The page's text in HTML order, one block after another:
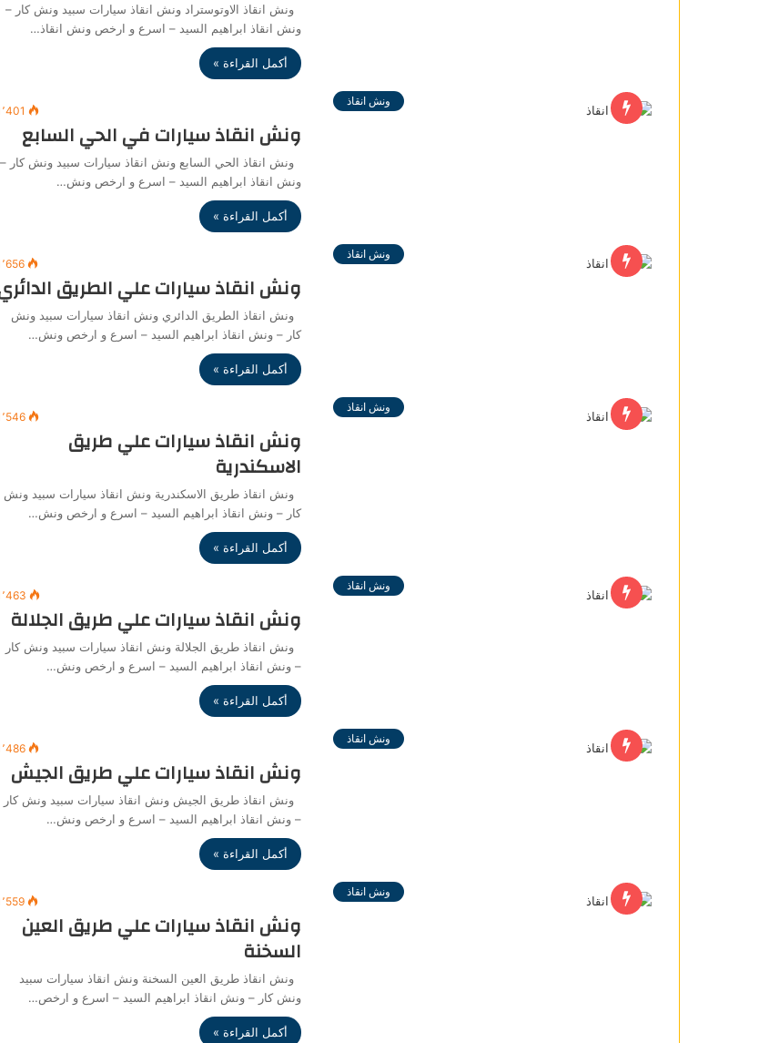
ونش انقاذ الاوتوستراد ونش انقاذ سيارات سبيد ونش كار –
ونش انقاذ ابراهيم السيد – اسرع و ارخص ونش انقاذ…
أكمل القراءة »
ونش انقاذ
ونش انقاذ سيارات في الحي السابع
ونش انقاذ الحي السابع ونش انقاذ سيارات سبيد ونش كار –
ونش انقاذ ابراهيم السيد – اسرع و ارخص ونش…
أكمل القراءة »
ونش انقاذ
ونش انقاذ سيارات علي الطريق
ونش انقاذ الطريق الدائري ونش انقاذ سيارات سبيد ونش
كار – ونش انقاذ ابراهيم السيد – اسرع و ارخص ونش…
أكمل القراءة »
ونش انقاذ
ونش انقاذ سيارات علي طريق
الاسكندرية
ونش انقاذ طريق الاسكندرية ونش انقاذ سيارات سبيد ونش
كار – ونش انقاذ ابراهيم السيد – اسرع و ارخص ونش…
أكمل القراءة »
ونش انقاذ
ونش انقاذ سيارات علي طريق الجلالة
ونش انقاذ طريق الجلالة ونش انقاذ سيارات سبيد ونش كار
– ونش انقاذ ابراهيم السيد – اسرع و ارخص ونش…
أكمل القراءة »
ونش انقاذ
ونش انقاذ سيارات علي طريق الجيش
ونش انقاذ طريق الجيش ونش انقاذ سيارات سبيد ونش كار
– ونش انقاذ ابراهيم السيد – اسرع و ارخص ونش…
أكمل القراءة »
ونش انقاذ
ونش انقاذ سيارات علي طريق العين
السخنة
ونش انقاذ طريق العين السخنة ونش انقاذ سيارات سبيد
ونش كار – ونش انقاذ ابراهيم السيد – اسرع و ارخص…
أكمل القراءة »